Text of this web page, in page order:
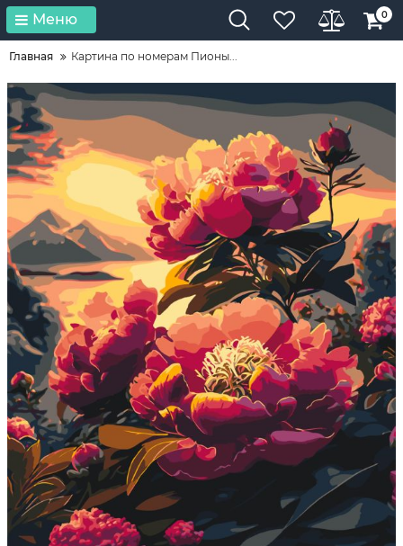
Меню 0
Главная Картина по номерам Пионы...